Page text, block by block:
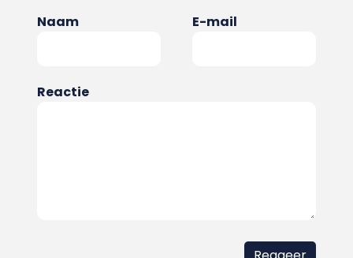
Naam E-mail
Reactie